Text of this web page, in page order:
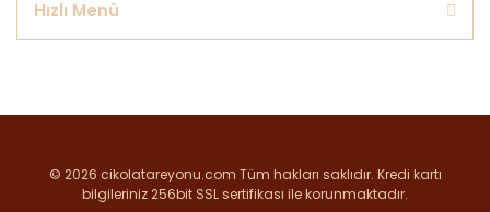
Hızlı Menü
© 2026 cikolatareyonu.com Tüm hakları saklıdır. Kredi kartı
bilgileriniz 256bit SSL sertifikası ile korunmaktadır.